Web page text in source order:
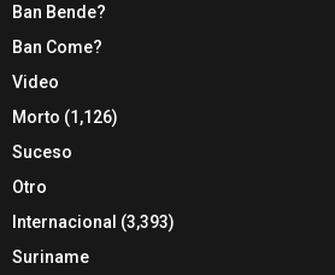
Ban Bende?
Ban Come?
Video
Morto (1,126)
Suceso
Otro
Internacional (3,393)
Suriname